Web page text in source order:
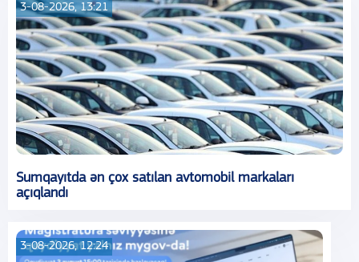
3-08-2026, 13:21
Sumqayıtda ən çox satılan avtomobil markaları
açıqlandı
3-08-2026, 12:24